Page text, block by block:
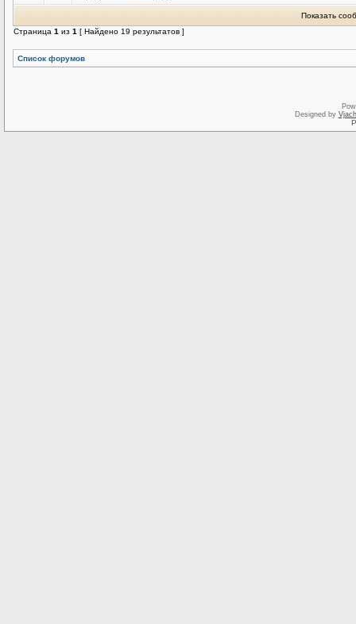
Показать
Страница 1 из 1 [ Найдено 19 результатов ]
Список форумов
Designed by